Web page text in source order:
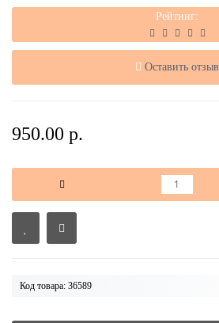
Рейтинг:
Оставить отзыв
950.00 р.
Код товара: 36589